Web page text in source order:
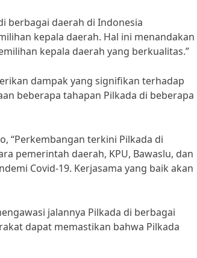
berbagai daerah di Indonesia
kepala daerah. Hal ini menandakan
kepala daerah yang berkualitas.”
dampak yang signifikan terhadap
beberapa tahapan Pilkada di beberapa
“Perkembangan terkini Pilkada di
pemerintah daerah, KPU, Bawaslu, dan
Covid-19. Kerjasama yang baik akan
jalannya Pilkada di berbagai
dapat memastikan bahwa Pilkada